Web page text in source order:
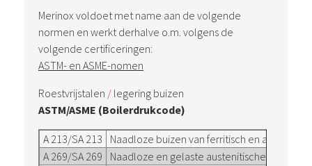
Merinox voldoet met name aan de volgende
normen en werkt derhalve o.m. volgens de
volgende certificeringen:
ASTM- en ASME-nomen
Roestvrijstalen / legering buizen
ASTM/ASME (Boilerdrukcode)
A 213/SA 213
Naadloze buizen van ferritisch en
A 269/SA 269
Naadloze en gelaste austenitische